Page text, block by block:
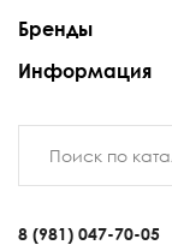
Бренды
Информация
8 (981) 047-70-05